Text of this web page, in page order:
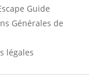
Guide
Générales de
légales